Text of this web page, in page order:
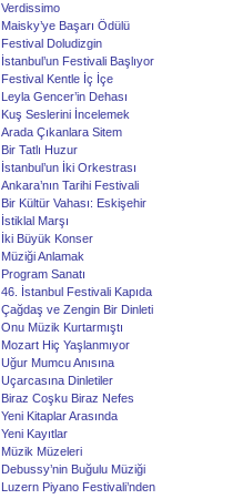
Verdissimo
Maisky’ye Başarı Ödülü
Festival Doludizgin
İstanbul’un Festivali Başlıyor
Festival Kentle İç İçe
Leyla Gencer’in Dehası
Kuş Seslerini İncelemek
Arada Çıkanlara Sitem
Bir Tatlı Huzur
İstanbul’un İki Orkestrası
Ankara’nın Tarihi Festivali
Bir Kültür Vahası: Eskişehir
İstiklal Marşı
İki Büyük Konser
Müziği Anlamak
Program Sanatı
46. İstanbul Festivali Kapıda
Çağdaş ve Zengin Bir Dinleti
Onu Müzik Kurtarmıştı
Mozart Hiç Yaşlanmıyor
Uğur Mumcu Anısına
Uçarcasına Dinletiler
Biraz Coşku Biraz Nefes
Yeni Kitaplar Arasında
Yeni Kayıtlar
Müzik Müzeleri
Debussy’nin Buğulu Müziği
Luzern Piyano Festivali’nden